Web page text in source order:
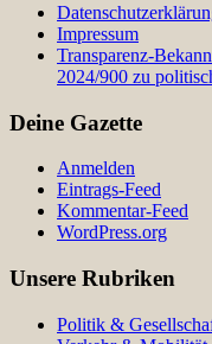
Impressum
Transparenz-
2024/900 zu
Deine Gazette
Anmelden
Eintrags-Feed
Kommentar-Feed
WordPress.org
Unsere Rubriken
Politik &